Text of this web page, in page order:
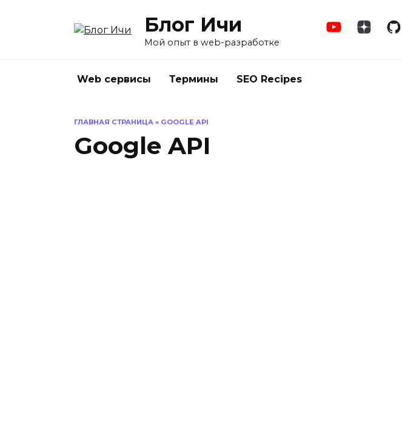
Блог Ичи
Мой опыт в web-разработке
Web сервисы Термины SEO Recipes
ГЛАВНАЯ СТРАНИЦА » GOOGLE API
Google API